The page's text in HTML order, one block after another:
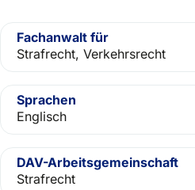
Fachanwalt für
Strafrecht, Verkehrsrecht
Sprachen
Englisch
DAV-Arbeitsgemeinschaft
Strafrecht